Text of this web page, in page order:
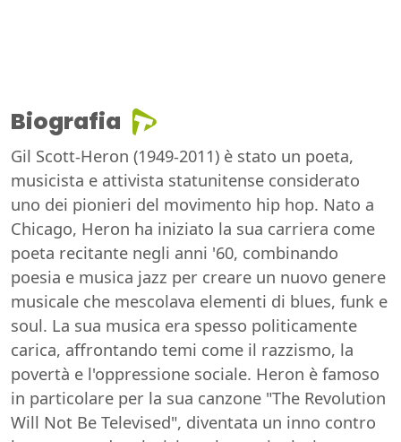
Biografia
Gil Scott-Heron (1949-2011) è stato un poeta,
musicista e attivista statunitense considerato
uno dei pionieri del movimento hip hop. Nato a
Chicago, Heron ha iniziato la sua carriera come
poeta recitante negli anni '60, combinando
poesia e musica jazz per creare un nuovo genere
musicale che mescolava elementi di blues, funk e
soul. La sua musica era spesso politicamente
carica, affrontando temi come il razzismo, la
povertà e l'oppressione sociale. Heron è famoso
in particolare per la sua canzone "The Revolution
Will Not Be Televised", diventata un inno contro